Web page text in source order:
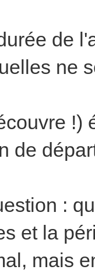
de
ne
!)
de
:
et la
mais